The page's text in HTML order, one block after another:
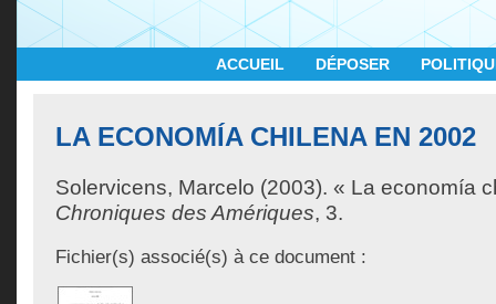
ACCUEIL DÉPOSER
LA ECONOMÍA CHILENA EN 2002
Solervicens, Marcelo (2003). « La economía
Chroniques des Amériques, 3.
Fichier(s) associé(s) à ce document :